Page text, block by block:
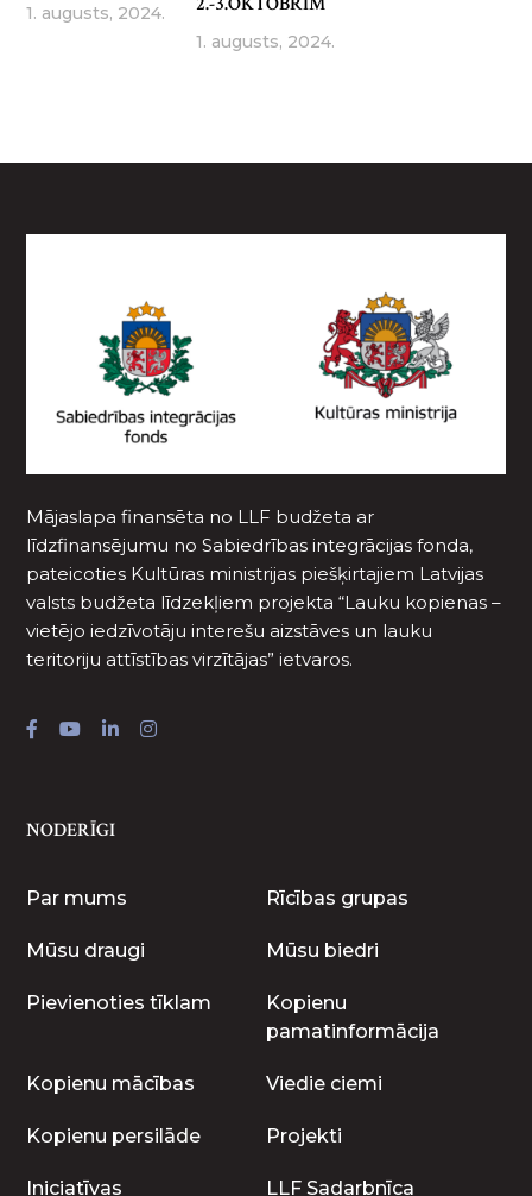
1. augusts, 2024.
1. augusts, 2024.
Mājaslapa finansēta no LLF budžeta ar
līdzfinansējumu no Sabiedrības integrācijas fonda,
pateicoties Kultūras ministrijas piešķirtajiem Latvijas
valsts budžeta līdzekļiem projekta “Lauku kopienas –
vietējo iedzīvotāju interešu aizstāves un lauku
teritoriju attīstības virzītājas” ietvaros.
NODERĪGI
Par mums Rīcības grupas
Mūsu draugi Mūsu biedri
Pievienoties tīklam
Kopienu
pamatinformācija
Kopienu mācības Viedie ciemi
Kopienu persilāde Projekti
Iniciatīvas LLF Sadarbnīca